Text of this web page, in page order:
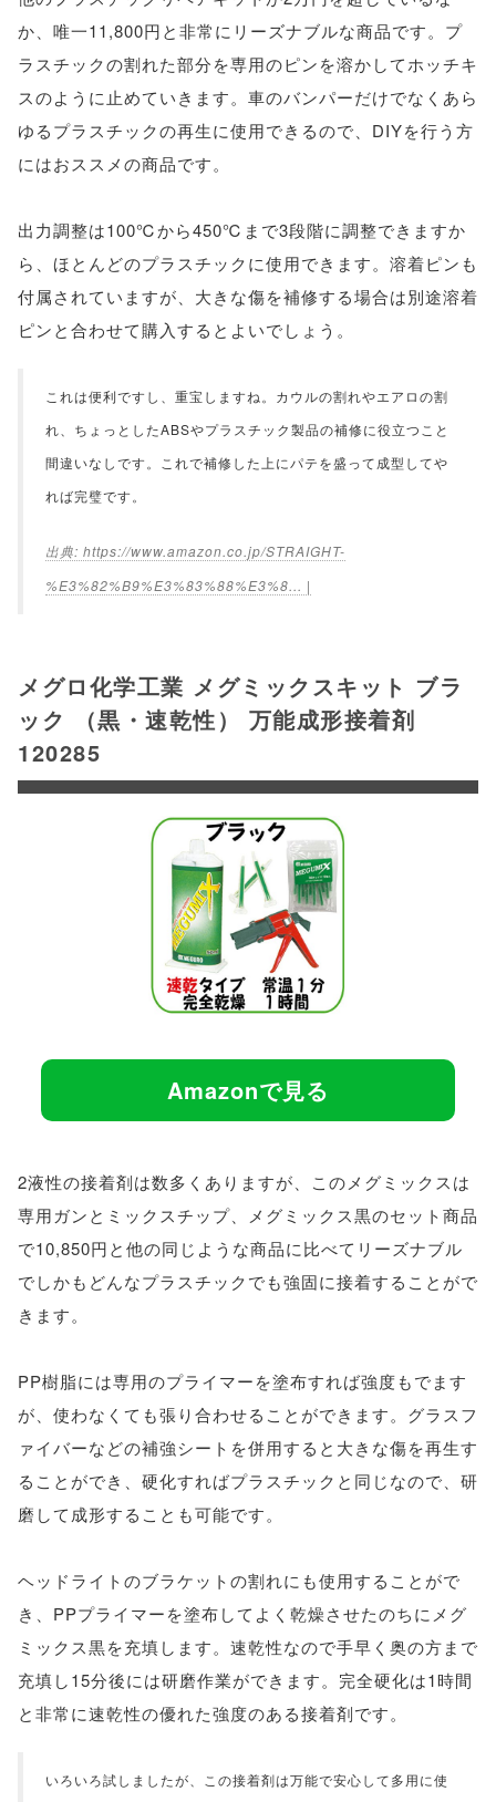
か、唯一11,800円と非常にリーズナブルな商品です。プ
ラスチックの割れた部分を専用のピンを溶かしてホッチキ
スのように止めていきます。車のバンパーだけでなくあら
ゆるプラスチックの再生に使用できるので、DIYを行う方
にはおススメの商品です。
出力調整は100℃から450℃まで3段階に調整できますか
ら、ほとんどのプラスチックに使用できます。溶着ピンも
付属されていますが、大きな傷を補修する場合は別途溶着
ピンと合わせて購入するとよいでしょう。
これは便利ですし、重宝しますね。カウルの割れやエアロの割
れ、ちょっとしたABSやプラスチック製品の補修に役立つこと
間違いなしです。これで補修した上にパテを盛って成型してや
れば完璧です。
https://www.amazon.co.jp/STRAIGHT-
%E3%82%B9%E3%83%88%E3%8... |
メグロ化学工業 メグミックスキット ブラ
ック （黒・速乾性） 万能成形接着剤
120285
Amazonで見る
2液性の接着剤は数多くありますが、このメグミックスは
専用ガンとミックスチップ、メグミックス黒のセット商品
で10,850円と他の同じような商品に比べてリーズナブル
でしかもどんなプラスチックでも強固に接着することがで
きます。
PP樹脂には専用のプライマーを塗布すれば強度もでます
が、使わなくても張り合わせることができます。グラスフ
ァイバーなどの補強シートを併用すると大きな傷を再生す
ることができ、硬化すればプラスチックと同じなので、研
磨して成形することも可能です。
ヘッドライトのブラケットの割れにも使用することがで
き、PPプライマーを塗布してよく乾燥させたのちにメグ
ミックス黒を充填します。速乾性なので手早く奥の方まで
充填し15分後には研磨作業ができます。完全硬化は1時間
と非常に速乾性の優れた強度のある接着剤です。
いろいろ試しましたが、この接着剤は万能で安心して多用に使